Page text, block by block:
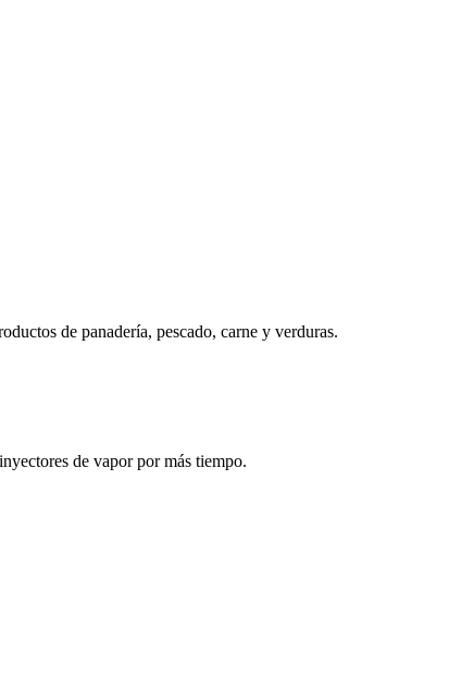
de panadería, pescado, carne y verduras.
de vapor por más tiempo.